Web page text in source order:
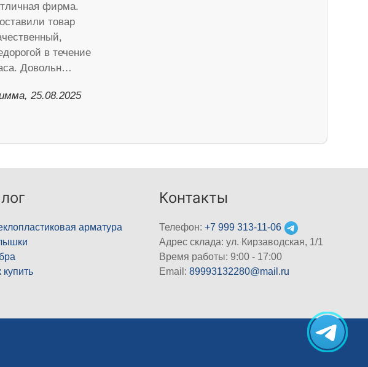
фирма.
товар
в течение
Довольн…
25.08.2025
арматура
купить
Контакты
Телефон:+7 999 313-11-06
Адрес склада: ул. Кирзаводская, 1/1
Время работы: 9:00 - 17:00
Email:89993132280@mail.ru